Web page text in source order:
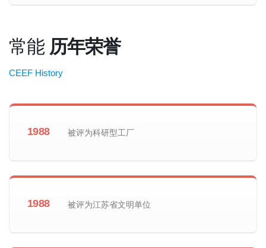
常能历年荣誉
CEEF History
1988 被评为科研型工厂
1988 被评为江苏省文明单位